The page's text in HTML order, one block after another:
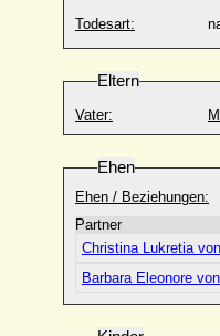
Todesart:
Eltern
Vater:
Ehen
Ehen / Beziehungen:
Partner
Christina Lukretia
Barbara Eleonore